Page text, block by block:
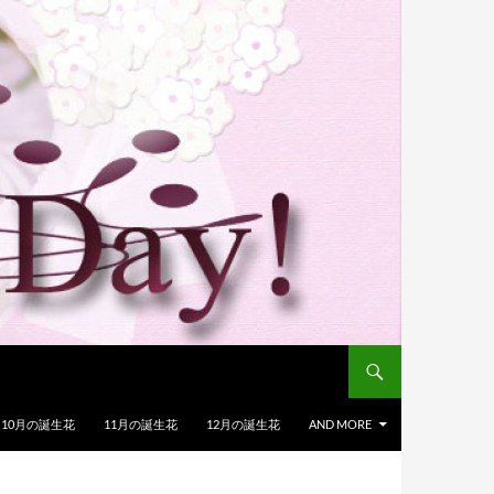
10月の誕生花 11月の誕生花 12月の誕生花 AND MORE